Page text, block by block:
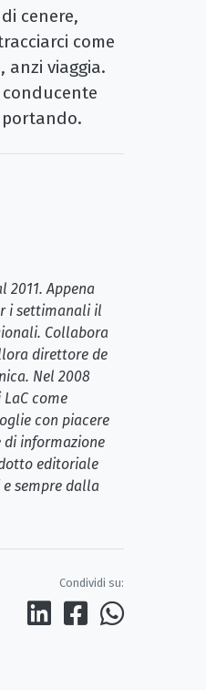
cenere,
come
anzi viaggia.
portando.
2011. Appena
i settimanali il
Collabora
direttore de
Nel 2008
come
con piacere
di informazione
editoriale
sempre dalla
Condividi su: